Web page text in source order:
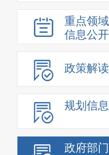
重点领域
信息公开
政策解读
规划信息
政府部门